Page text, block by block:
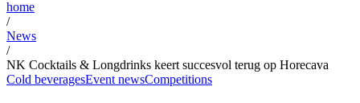
home
/
News
/
NK Cocktails & Longdrinks keert succesvol terug op Horecava
Cold beveragesEvent newsCompetitions